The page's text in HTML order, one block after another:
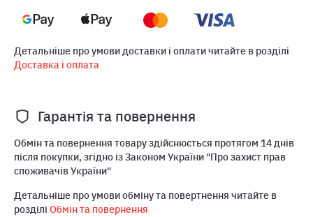
Детальніше про умови доставки і оплати читайте в розділі
Доставка і оплата
Гарантія та повернення
Обмін та повернення товару здійснюється протягом 14 днів
після покупки, згідно із Законом України "Про захист прав
споживачів України"
Детальніше про умови обміну та повертнення читайте в
розділі Обмін та повернення